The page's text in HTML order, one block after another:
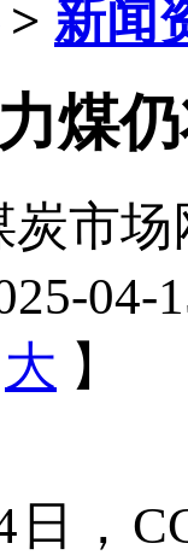
新闻
煤
炭市场
04-
大 】